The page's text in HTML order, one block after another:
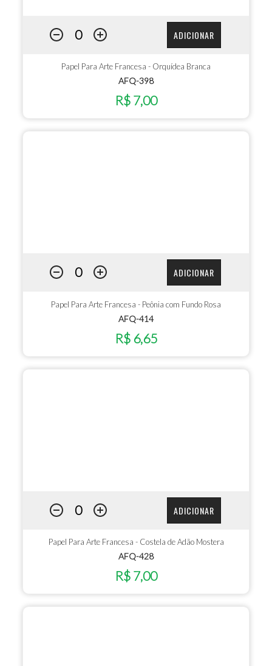
ADICIONAR
Papel Para Arte Francesa - Orquídea Branca
AFQ-398
R$ 7,00
ADICIONAR
Papel Para Arte Francesa - Peônia com Fundo Rosa
AFQ-414
R$ 6,65
ADICIONAR
Papel Para Arte Francesa - Costela de Adão Mostera
AFQ-428
R$ 7,00